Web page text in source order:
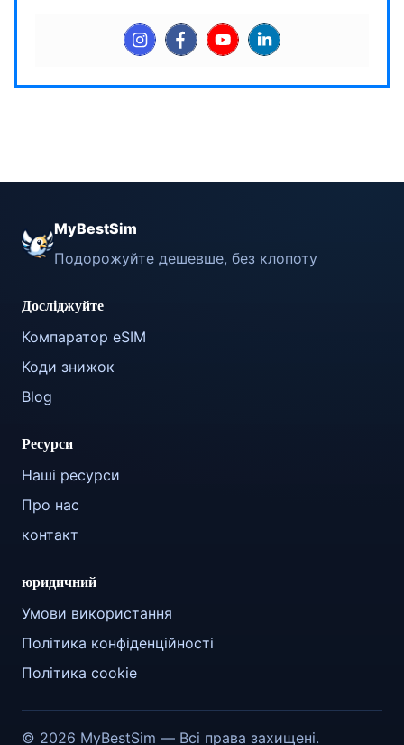
MyBestSim
Подорожуйте дешевше, без клопоту
Досліджуйте
Компаратор eSIM
Коди знижок
Blog
Ресурси
Наші ресурси
Про нас
контакт
юридичний
Умови використання
Політика конфіденційності
Політика cookie
© 2026 MyBestSim — Всі права захищені.